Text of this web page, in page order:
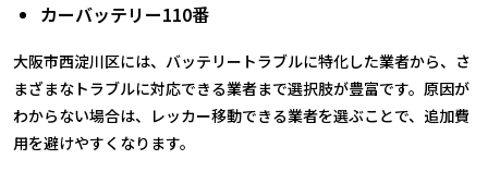
カーバッテリー110番
大阪市西淀川区には、バッテリートラブルに特化した業者から、さ
まざまなトラブルに対応できる業者まで選択肢が豊富です。原因が
わからない場合は、レッカー移動できる業者を選ぶことで、追加費
用を避けやすくなります。